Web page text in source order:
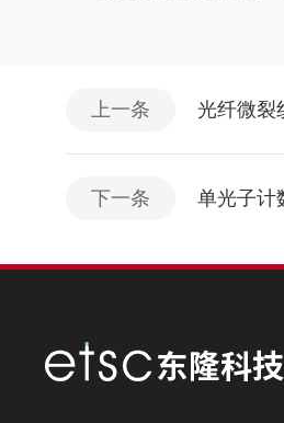
上一条 光纤微裂
下一条 单光子计